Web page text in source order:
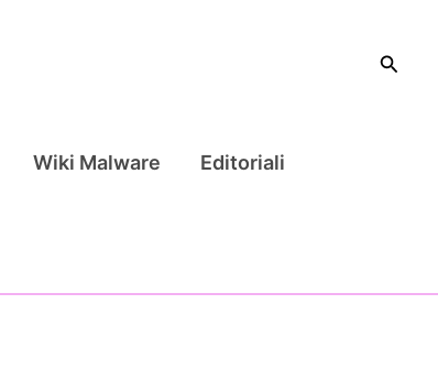
Cerca
Wiki Malware Editoriali